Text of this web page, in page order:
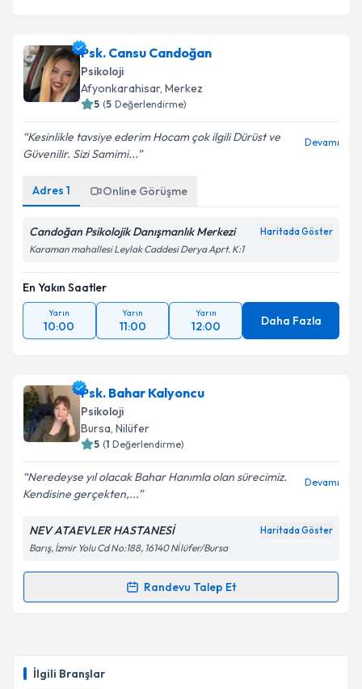
İlgili Branşlar
Psk. Cansu Candoğan
Psikoloji
Afyonkarahisar, Merkez
5 (5 Değerlendirme)
Kesinlikle tavsiye ederim Hocam çok ilgili Dürüst ve
Güvenilir. Sizi Samimi...
Devamı
Adres 1 Online Görüşme
Candoğan Psikolojik Danışmanlık Merkezi Haritada Göster
Karaman mahallesi Leylak Caddesi Derya Aprt. K:1
En Yakın Saatler
Yarın
10:00
Yarın
11:00
Yarın
12:00 Daha Fazla
Psk. Bahar Kalyoncu
Psikoloji
Bursa, Nilüfer
5 (1 Değerlendirme)
Neredeyse yıl olacak Bahar Hanımla olan sürecimiz.
Kendisine gerçekten,...
Devamı
NEV ATAEVLER HASTANESİ Haritada Göster
Barış, İzmir Yolu Cd No:188, 16140 Ni̇lüfer/Bursa
Randevu Talep Et
Randevu Takvimi Talebi
takvim hazırlandığında e-posta ile bilgilendireceğiz.